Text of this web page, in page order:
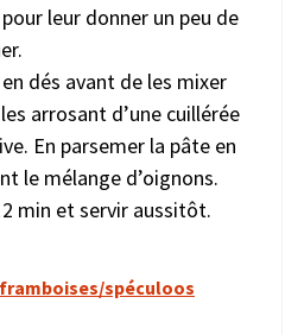
leur donner un peu de
dés avant de les mixer
arrosant d’une cuillérée
En parsemer la pâte en
le mélange d’oignons.
min et servir aussitôt.
spéculoos